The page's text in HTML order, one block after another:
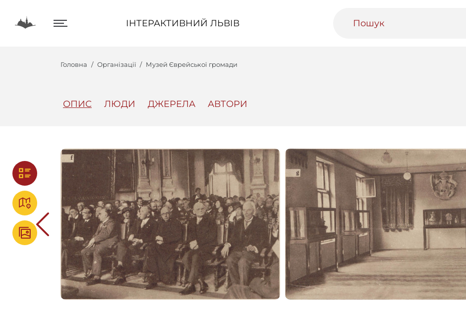
ІНТЕРАКТИВНИЙ ЛЬВІВ
ІНТЕРАКТИВНИЙ ЛЬВІВ
Головна Організації Музей Єврейської громади
ОПИС ЛЮДИ ДЖЕРЕЛА АВТОРИ